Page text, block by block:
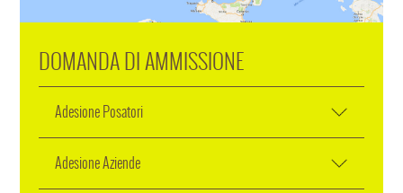
DOMANDA DI AMMISSIONE
Adesione Posatori
Adesione Aziende